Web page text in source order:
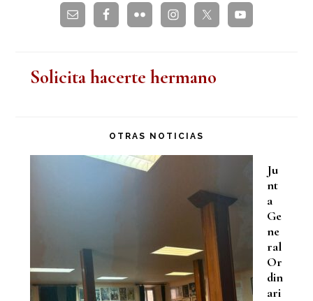
Solicita hacerte hermano
OTRAS NOTICIAS
Ju
nt
a
Ge
ne
ral
Or
din
ari